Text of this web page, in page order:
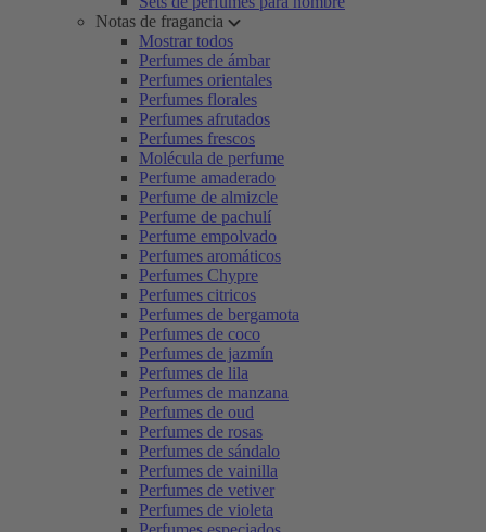
Notas de fragancia
Mostrar todos
Perfumes de ámbar
Perfumes orientales
Perfumes florales
Perfumes afrutados
Perfumes frescos
Molécula de perfume
Perfume amaderado
Perfume de almizcle
Perfume de pachulí
Perfume empolvado
Perfumes aromáticos
Perfumes Chypre
Perfumes citricos
Perfumes de bergamota
Perfumes de coco
Perfumes de jazmín
Perfumes de lila
Perfumes de manzana
Perfumes de oud
Perfumes de rosas
Perfumes de sándalo
Perfumes de vainilla
Perfumes de vetiver
Perfumes de violeta